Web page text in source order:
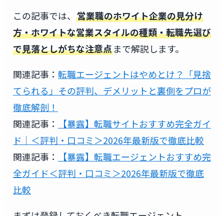
この記事では、 営業職のホワイト企業の見分け
方・ホワイトな営業スタイルの種類・転職先選び
で見落としがちな注意点まで解説します。
関連記事： 転職エージェントはやめとけ？「見捨
てられる」その評判、デメリットと裏側をプロが
徹底解剖！
関連記事：
【暴露】転職サイトおすすめ完全ガイ
ド｜＜評判・口コミ＞2026年最新版で徹底比較
関連記事：
【暴露】転職エージェントおすすめ完
全ガイド＜評判・口コミ＞2026年最新版で徹底
比較